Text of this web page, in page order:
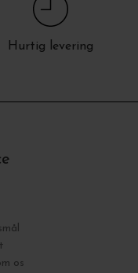
Hurtig levering
os